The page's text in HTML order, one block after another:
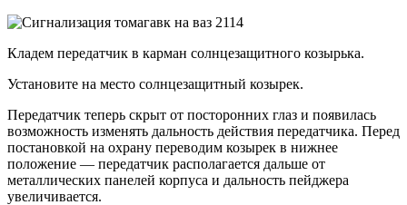
Кладем передатчик в карман солнцезащитного козырька.
Установите на место солнцезащитный козырек.
Передатчик теперь скрыт от посторонних глаз и появилась
возможность изменять дальность действия передатчика. Перед
постановкой на охрану переводим козырек в нижнее
положение — передатчик располагается дальше от
металлических панелей корпуса и дальность пейджера
увеличивается.